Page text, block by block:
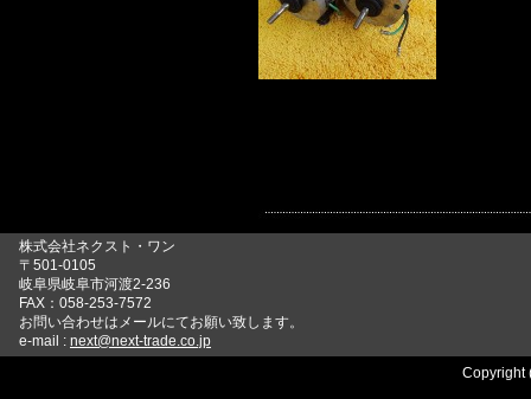
株式会社ネクスト・ワン
〒501-0105
岐阜県岐阜市河渡2-236
FAX：058-253-7572
お問い合わせはメールにてお願い致します。
e-mail : next@next-trade.co.jp
Copyright